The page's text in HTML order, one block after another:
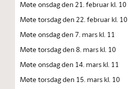
Møte onsdag den 21. februar kl. 10
Møte torsdag den 22. februar kl. 10
Møte onsdag den 7. mars kl. 11
Møte torsdag den 8. mars kl. 10
Møte onsdag den 14. mars kl. 11
Møte torsdag den 15. mars kl. 10